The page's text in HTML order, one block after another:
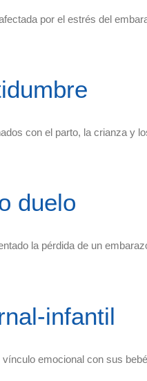
por el estrés del
con el parto, la crianza y
duelo
la pérdida de un
infantil
emocional con sus